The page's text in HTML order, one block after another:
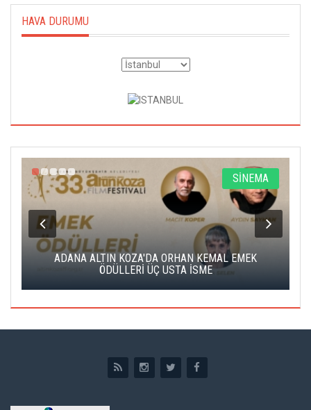
HAVA DURUMU
SİNEMA
ADANA ALTIN KOZA'DA ORHAN KEMAL EMEK
ÖDÜLLERİ ÜÇ USTA İSME